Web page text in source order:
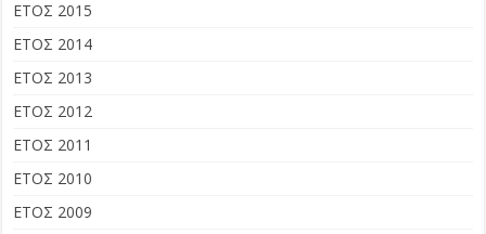
ΕΤΟΣ 2015
ΕΤΟΣ 2014
ΕΤΟΣ 2013
ΕΤΟΣ 2012
ΕΤΟΣ 2011
ΕΤΟΣ 2010
ΕΤΟΣ 2009